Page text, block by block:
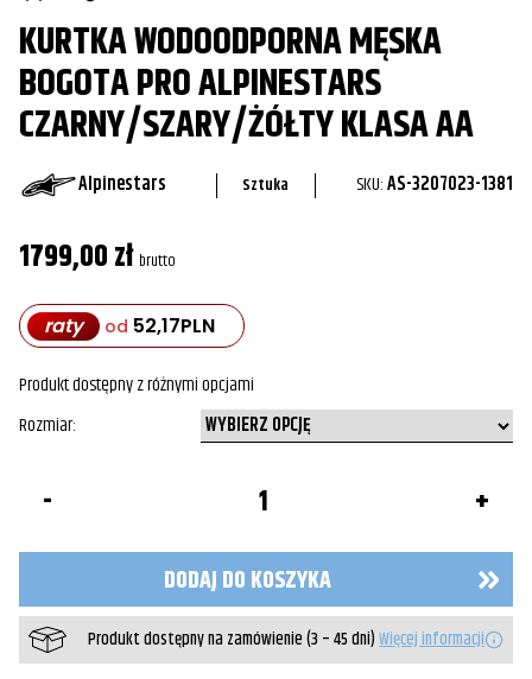
KURTKA WODOODPORNA MĘSKA
BOGOTA PRO ALPINESTARS
CZARNY/SZARY/ŻÓŁTY KLASA AA
Alpinestars Sztuka SKU:AS-3207023-1381
1799,00zł brutto
raty od 52,17PLN
Produkt dostępny z różnymi opcjami
Rozmiar
Bogota
Alpinestars
Czarny/Szary/
Żółty
Klasa
DODAJ DO KOSZYKA
Produkt dostępny na zamówienie (3 – 45 dni)Więcej informacji